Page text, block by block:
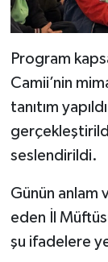
Program
Camii’nin
tanıtım
seslendirildi.
Günün anlam
eden İl
şu ifadelere
Denizli
Düzce
Edirne
Erzincan
Erzurum
Diyanet
YAŞAM